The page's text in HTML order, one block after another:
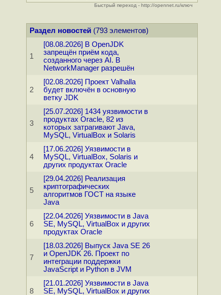
Быстрый переход - http://opennet.ru/ключ
Раздел новостей(793 элементов)
1
[08.08.2026] В OpenJDK
запрещён приём кода,
созданного через AI. В
NetworkManager разрешён
2
[02.08.2026] Проект Valhalla
будет включён в основную
ветку JDK
3
[25.07.2026] 1434 уязвимости в
продуктах Oracle, 82 из
которых затрагивают Java,
MySQL, VirtualBox и Solaris
4
[17.06.2026] Уязвимости в
MySQL, VirtualBox, Solaris и
других продуктах Oracle
5
[29.04.2026] Реализация
криптографических
алгоритмов ГОСТ на языке
Java
6
[22.04.2026] Уязвимости в Java
SE, MySQL, VirtualBox и других
продуктах Oracle
7
[18.03.2026] Выпуск Java SE 26
и OpenJDK 26. Проект по
интеграции поддержки
JavaScript и Python в JVM
8
[21.01.2026] Уязвимости в Java
SE, MySQL, VirtualBox и других